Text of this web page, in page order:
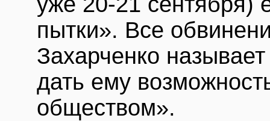
пытки». Все
Захарченко
дать ему
обществом».